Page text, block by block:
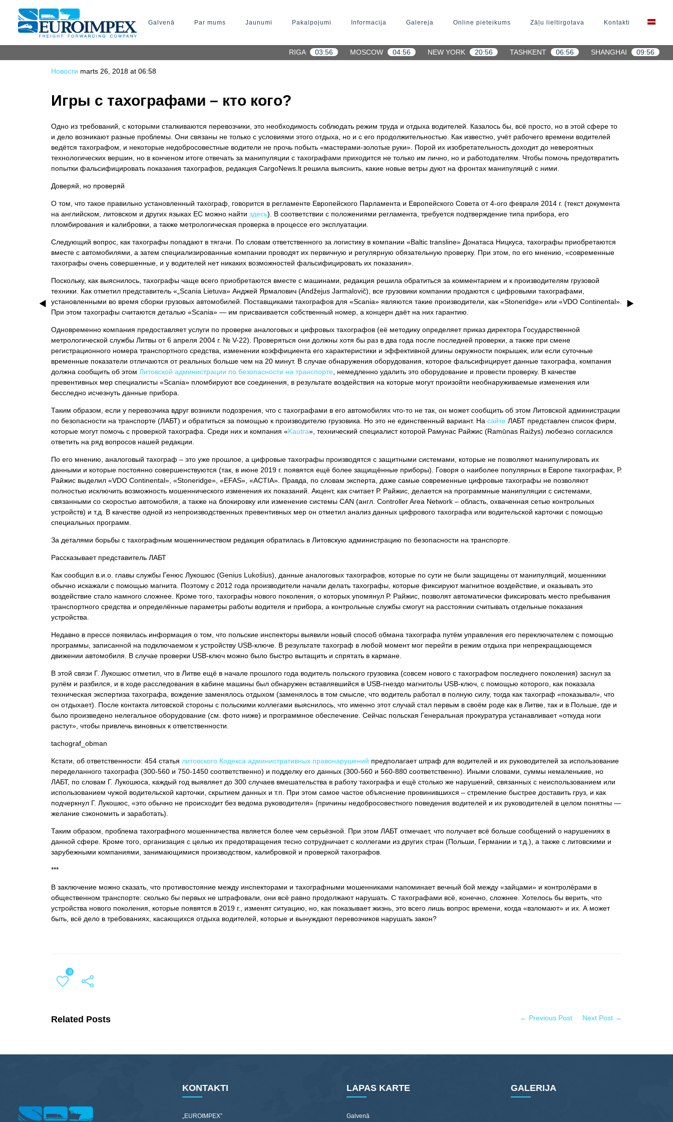
Galvenā Par mums Jaunumi Pakalpojumi Informacija Galereja Online pieteikums Zāļu lieltirgotava Kontakti
RIGA 03:56 MOSCOW 04:56 NEW YORK 20:56 TASHKENT 06:56 SHANGHAI 09:56
Новости marts 26, 2018 at 06:58
Игры с тахографами – кто кого?
Одно из требований, с которыми сталкиваются перевозчики, это необходимость соблюдать режим труда и отдыха водителей. Казалось бы, всё просто, но в этой сфере то
и дело возникают разные проблемы. Они связаны не только с условиями этого отдыха, но и с его продолжительностью. Как известно, учёт рабочего времени водителей
ведётся тахографом, и некоторые недобросовестные водители не прочь побыть «мастерами-золотые руки». Порой их изобретательность доходит до невероятных
технологических вершин, но в конченом итоге отвечать за манипуляции с тахографами приходится не только им лично, но и работодателям. Чтобы помочь предотвратить
попытки фальсифицировать показания тахографов, редакция CargoNews.lt решила выяснить, какие новые ветры дуют на фронтах манипуляций с ними.
Доверяй, но проверяй
О том, что такое правильно установленный тахограф, говорится в регламенте Европейского Парламента и Европейского Совета от 4-ого февраля 2014 г. (текст документа
на английском, литовском и других языках ЕС можно найти здесь). В соответствии с положениями регламента, требуется подтверждение типа прибора, его
пломбирования и калибровки, а также метрологическая проверка в процессе его эксплуатации.
Следующий вопрос, как тахографы попадают в тягачи. По словам ответственного за логистику в компании «Baltic transline» Донатаса Ницкуса, тахографы приобретаются
вместе с автомобилями, а затем специализированные компании проводят их первичную и регулярную обязательную проверку. При этом, по его мнению, «современные
тахографы очень совершенные, и у водителей нет никаких возможностей фальсифицировать их показания».
Поскольку, как выяснилось, тахографы чаще всего приобретаются вместе с машинами, редакция решила обратиться за комментарием и к производителям грузовой
техники. Как отметил представитель «„Scania Lietuva» Анджей Ярмалович (Andžejus Jarmalovič), все грузовики компании продаются с цифровыми тахографами,
установленными во время сборки грузовых автомобилей. Поставщиками тахографов для «Scania» являются такие производители, как «Stoneridge» или «VDO Continental».
При этом тахографы считаются деталью «Scania» — им присваивается собственный номер, а концерн даёт на них гарантию.
Одновременно компания предоставляет услуги по проверке аналоговых и цифровых тахографов (её методику определяет приказ директора Государственной
метрологической службы Литвы от 6 апреля 2004 г. № V-22). Проверяться они должны хотя бы раз в два года после последней проверки, а также при смене
регистрационного номера транспортного средства, изменении коэффициента его характеристики и эффективной длины окружности покрышек, или если суточные
временные показатели отличаются от реальных больше чем на 20 минут. В случае обнаружения оборудования, которое фальсифицирует данные тахографа, компания
должна сообщить об этом Литовской администрации по безопасности на транспорте , немедленно удалить это оборудование и провести проверку. В качестве
превентивных мер специалисты «Scania» пломбируют все соединения, в результате воздействия на которые могут произойти необнаруживаемые изменения или
бесследно исчезнуть данные прибора.
Таким образом, если у перевозчика вдруг возникли подозрения, что с тахографами в его автомобилях что-то не так, он может сообщить об этом Литовской администрации
по безопасности на транспорте (ЛАБТ) и обратиться за помощью к производителю грузовика. Но это не единственный вариант. На сайте ЛАБТ представлен список фирм,
которые могут помочь с проверкой тахографа. Среди них и компания «Kautra», технический специалист которой Рамунас Райжис (Ramūnas Raižys) любезно согласился
ответить на ряд вопросов нашей редакции.
По его мнению, аналоговый тахограф – это уже прошлое, а цифровые тахографы производятся с защитными системами, которые не позволяют манипулировать их
данными и которые постоянно совершенствуются (так, в июне 2019 г. появятся ещё более защищённые приборы). Говоря о наиболее популярных в Европе тахографах, Р.
Райжис выделил «VDO Continental», «Stoneridge», «EFAS», «ACTIA». Правда, по словам эксперта, даже самые современные цифровые тахографы не позволяют
полностью исключить возможность мошеннического изменения их показаний. Акцент, как считает Р. Райжис, делается на программные манипуляции с системами,
связанными со скоростью автомобиля, а также на блокировку или изменение системы САN (англ. Controller Area Network – область, охваченная сетью контрольных
устройств) и т.д. В качестве одной из непроизводственных превентивных мер он отметил анализ данных цифрового тахографа или водительской карточки с помощью
специальных программ.
За деталями борьбы с тахографным мошенничеством редакция обратилась в Литовскую администрацию по безопасности на транспорте.
Рассказывает представитель ЛАБТ
Как сообщил в.и.о. главы службы Генюс Лукошюс (Genius Lukošius), данные аналоговых тахографов, которые по сути не были защищены от манипуляций, мошенники
обычно искажали с помощью магнита. Поэтому с 2012 года производители начали делать тахографы, которые фиксируют магнитное воздействие, и оказывать это
воздействие стало намного сложнее. Кроме того, тахографы нового поколения, о которых упомянул Р. Райжис, позволят автоматически фиксировать место пребывания
транспортного средства и определённые параметры работы водителя и прибора, а контрольные службы смогут на расстоянии считывать отдельные показания
устройства.
Недавно в прессе появилась информация о том, что польские инспекторы выявили новый способ обмана тахографа путём управления его переключателем с помощью
программы, записанной на подключаемом к устройству USB-ключе. В результате тахограф в любой момент мог перейти в режим отдыха при непрекращающемся
движении автомобиля. В случае проверки USB-ключ можно было быстро вытащить и спрятать в кармане.
В этой связи Г. Лукошюс отметил, что в Литве ещё в начале прошлого года водитель польского грузовика (совсем нового с тахографом последнего поколения) заснул за
рулём и разбился, и в ходе расследования в кабине машины был обнаружен вставлявшийся в USB-гнездо магнитолы USB-ключ, с помощью которого, как показала
техническая экспертиза тахографа, вождение заменялось отдыхом (заменялось в том смысле, что водитель работал в полную силу, тогда как тахограф «показывал», что
он отдыхает). После контакта литовской стороны с польскими коллегами выяснилось, что именно этот случай стал первым в своём роде как в Литве, так и в Польше, где и
было произведено нелегальное оборудование (см. фото ниже) и программное обеспечение. Сейчас польская Генеральная прокуратура устанавливает «откуда ноги
растут», чтобы привлечь виновных к ответственности.
tachograf_obman
Кстати, об ответственности: 454 статья литовского Кодекса административных правонарушений предполагает штраф для водителей и их руководителей за использование
переделанного тахографа (300-560 и 750-1450 соответственно) и подделку его данных (300-560 и 560-880 соответственно). Иными словами, суммы немаленькие, но
ЛАБТ, по словам Г. Лукошюса, каждый год выявляет до 300 случаев вмешательства в работу тахографа и ещё столько же нарушений, связанных с неиспользованием или
использованием чужой водительской карточки, скрытием данных и т.п. При этом самое частое объяснение провинившихся – стремление быстрее доставить груз, и как
подчеркнул Г. Лукошюс, «это обычно не происходит без ведома руководителя» (причины недобросовестного поведения водителей и их руководителей в целом понятны —
желание сэкономить и заработать).
Таким образом, проблема тахографного мошенничества является более чем серьёзной. При этом ЛАБТ отмечает, что получает всё больше сообщений о нарушениях в
данной сфере. Кроме того, организация с целью их предотвращения тесно сотрудничает с коллегами из других стран (Польши, Германии и т.д.), а также с литовскими и
зарубежными компаниями, занимающимися производством, калибровкой и проверкой тахографов.
***
В заключение можно сказать, что противостояние между инспекторами и тахографными мошенниками напоминает вечный бой между «зайцами» и контролёрами в
общественном транспорте: сколько бы первых не штрафовали, они всё равно продолжают нарушать. С тахографами всё, конечно, сложнее. Хотелось бы верить, что
устройства нового поколения, которые появятся в 2019 г., изменят ситуацию, но, как показывает жизнь, это всего лишь вопрос времени, когда «взломают» и их. А может
быть, всё дело в требованиях, касающихся отдыха водителей, которые и вынуждают перевозчиков нарушать закон?
0
Related Posts ← Previous Post Next Post →
KONTAKTI
„EUROIMPEX”
LAPAS KARTE
Galvenā
GALERIJA